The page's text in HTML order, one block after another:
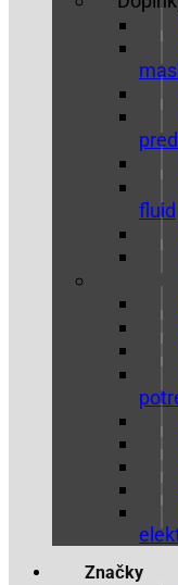
fluid
Značky